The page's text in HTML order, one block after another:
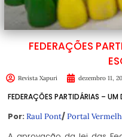
FEDERAÇÕES
Revista Xapuri dezembro 11,
FEDERAÇÕES PARTIDÁRIAS – UM
Por: Raul Pont/Portal